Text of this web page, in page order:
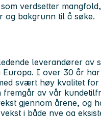
verdsetter
og bakgrunn til å søke.
leverandører av
I over 30 år
svært høy kvalitet
av vår
gjennom årene, og
i både nye og